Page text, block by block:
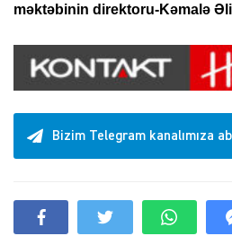
məktəbinin direktoru-Kəmalə
Bizim Telegram kanalımıza